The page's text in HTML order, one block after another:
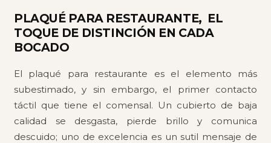
PLAQUÉ PARA RESTAURANTE, EL
TOQUE DE DISTINCIÓN EN CADA
BOCADO
El plaqué para restaurante es el elemento más
subestimado, y sin embargo, el primer contacto
táctil que tiene el comensal. Un cubierto de baja
calidad se desgasta, pierde brillo y comunica
descuido; uno de excelencia es un sutil mensaje de